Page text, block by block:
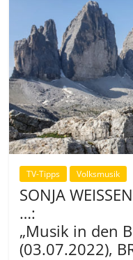
TV-Tipps Volksmusik
SONJA
…:
„Musik in den
(03.07.2022),